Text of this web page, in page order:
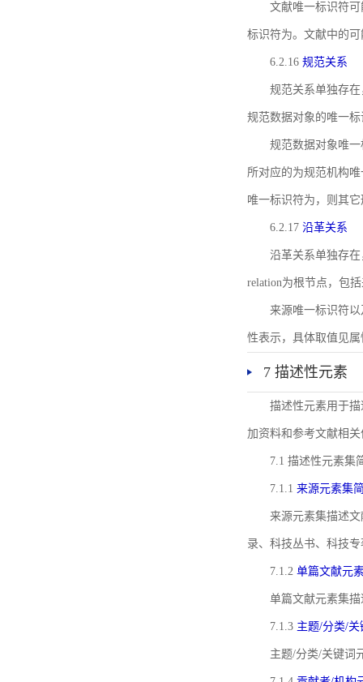
文献唯一标识符
标识符为。文献中的
6.2.16 规范关系
规范关系单独存
规范数据对象的唯一
规范数据对象唯一
所对应的为规范机构
唯一标识符为，则其
6.2.17 沿革关系
沿革关系单独存
relation为根节点，包
来源唯一标识符以
性表示，具体取值见属
7 描述性元素
描述性元素用于
加资料和参考文献相
7.1 描述性元素集
7.1.1 来源元素集
来源元素集描述
录、科技丛书、科技
7.1.2 单篇文献元
单篇文献元素集
7.1.3 主题/分类/
主题/分类/关键词